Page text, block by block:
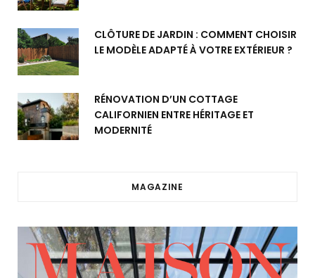
CLÔTURE DE JARDIN : COMMENT CHOISIR
LE MODÈLE ADAPTÉ À VOTRE EXTÉRIEUR ?
RÉNOVATION D’UN COTTAGE
CALIFORNIEN ENTRE HÉRITAGE ET
MODERNITÉ
MAGAZINE